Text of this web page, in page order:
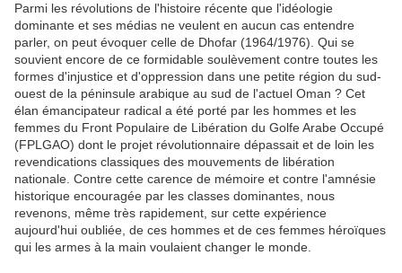
Parmi les révolutions de l'histoire récente que l'idéologie
dominante et ses médias ne veulent en aucun cas entendre
parler, on peut évoquer celle de Dhofar (1964/1976). Qui se
souvient encore de ce formidable soulèvement contre toutes les
formes d'injustice et d'oppression dans une petite région du sud-
ouest de la péninsule arabique au sud de l'actuel Oman ? Cet
élan émancipateur radical a été porté par les hommes et les
femmes du Front Populaire de Libération du Golfe Arabe Occupé
(FPLGAO) dont le projet révolutionnaire dépassait et de loin les
revendications classiques des mouvements de libération
nationale. Contre cette carence de mémoire et contre l'amnésie
historique encouragée par les classes dominantes, nous
revenons, même très rapidement, sur cette expérience
aujourd'hui oubliée, de ces hommes et de ces femmes héroïques
qui les armes à la main voulaient changer le monde.